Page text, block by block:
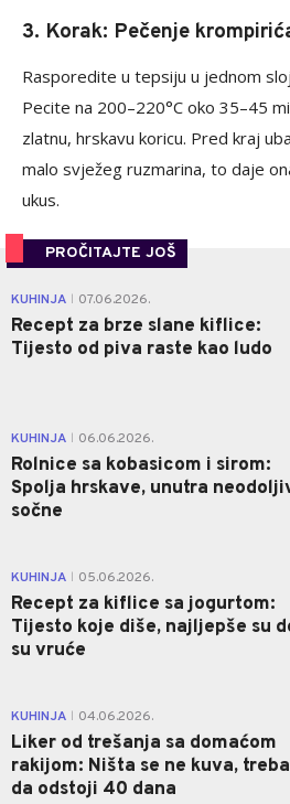
3. Korak: Pečenje
Rasporedite u tepsiju u jednom
Pecite na 200–220°C oko 35–45
zlatnu, hrskavu koricu. Pred kraj
malo svježeg ruzmarina, to daje
ukus.
PROČITAJTE JOŠ
KUHINJA 07.06.2026.
Recept za brze slane kiflice:
Tijesto od piva raste kao ludo
KUHINJA 06.06.2026.
Rolnice sa kobasicom i sirom:
Spolja hrskave, unutra
sočne
KUHINJA 05.06.2026.
Recept za kiflice sa jogurtom:
Tijesto koje diše, najljepše su
su vruće
KUHINJA 04.06.2026.
Liker od trešanja sa domaćom
rakijom: Ništa se ne kuva, treba
da odstoji 40 dana